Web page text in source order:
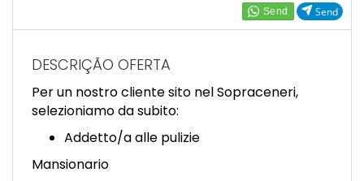
FR
IT
Send
DESCRIÇÃO OFERTA
Per un nostro cliente sito nel Sopraceneri,
selezioniamo da subito:
Addetto/a alle pulizie
Mansionario